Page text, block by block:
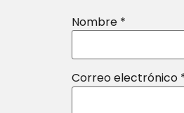
Nombre *
Correo electrónico